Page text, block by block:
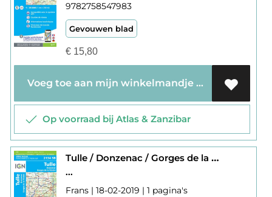
9782758547983
Gevouwen blad
€15,80
Voeg toe aan mijn winkelmandje
Op voorraad bij Atlas & Zanzibar
Tulle / Donzenac / Gorges de la Vézère 2134
...
Frans | 18-02-2019 | 1 pagina's